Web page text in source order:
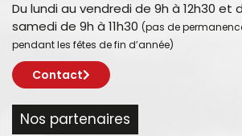
Du lundi au vendredi de 9h à 12h30 et
samedi de 9h à 11h30 (pas de
pendant les fêtes de fin d’année)
Contact
Nos partenaires